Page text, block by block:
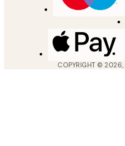
COPYRIGHT ©2026,